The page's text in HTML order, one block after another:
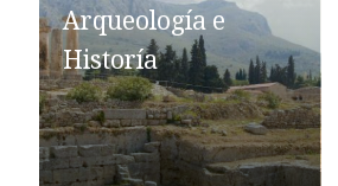
Arqueología e
Historía